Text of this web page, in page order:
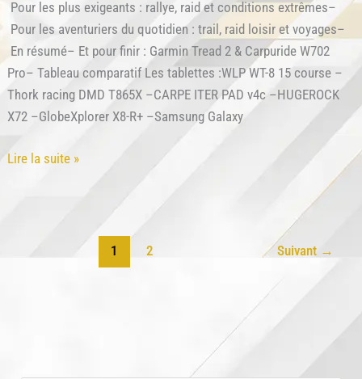
Pour les plus exigeants : rallye, raid et conditions extrêmes–
Pour les aventuriers du quotidien : trail, raid loisir et voyages–
En résumé– Et pour finir : Garmin Tread 2 & Carpuride W702
Pro– Tableau comparatif Les tablettes :WLP WT-8 15 course –
Thork racing DMD T865X –CARPE ITER PAD v4c –HUGEROCK
X72 –GlobeXplorer X8-R+ –Samsung Galaxy
Les
Lire la suite »
1 2 Suivant →